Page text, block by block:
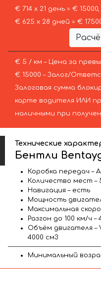
€ 714 х 21 день = €
€ 625 х 28 дней = €
€ 5 / км – Цена за
€ 15000 – Залог/
Залоговая сумма
карте водителя ИЛИ
наличными при
Технические
Бентли
Коробка передач –
Количество мест –
Навигация – есть
Мощность
Максимальная
Разгон до 100 км/ч –
Объём двигателя –
4000 см3
Минимальный